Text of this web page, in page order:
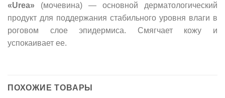
«Urea» (мочевина) — основной дерматологический
продукт для поддержания стабильного уровня влаги в
роговом слое эпидермиса. Смягчает кожу и
успокаивает ее.
ПОХОЖИЕ ТОВАРЫ